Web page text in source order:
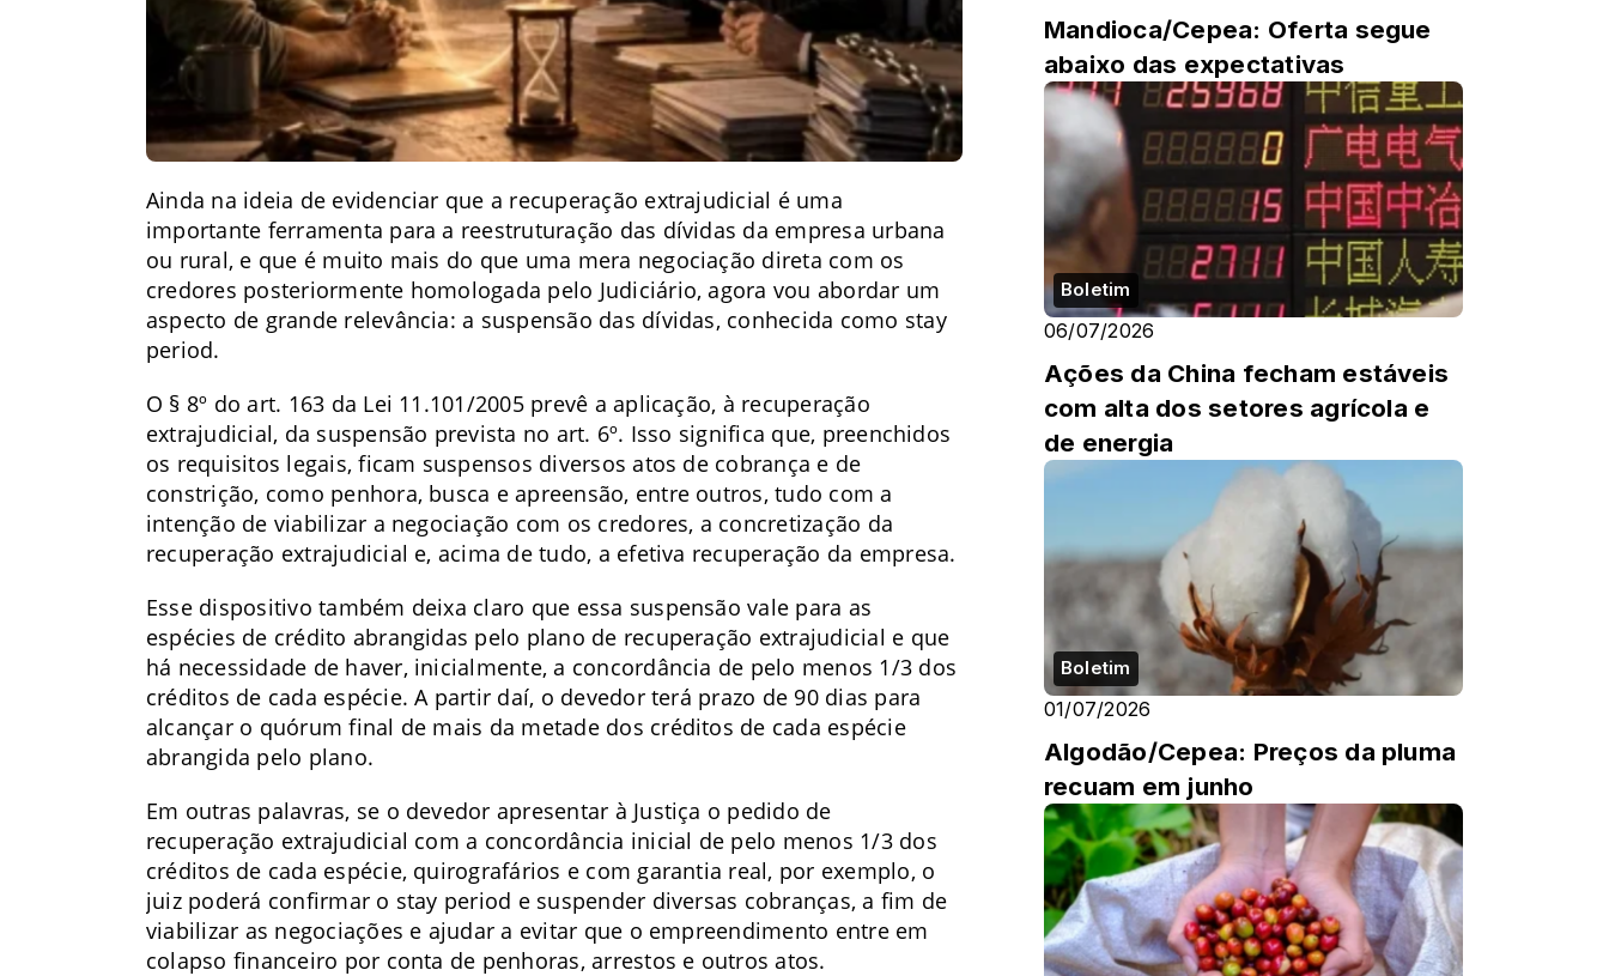
Ainda na ideia de evidenciar que a recuperação extrajudicial é uma
importante ferramenta para a reestruturação das dívidas da empresa urbana
ou rural, e que é muito mais do que uma mera negociação direta com os
credores posteriormente homologada pelo Judiciário, agora vou abordar um
aspecto de grande relevância: a suspensão das dívidas, conhecida como stay
period.
O § 8º do art. 163 da Lei 11.101/2005 prevê a aplicação, à recuperação
extrajudicial, da suspensão prevista no art. 6º. Isso significa que, preenchidos
os requisitos legais, ficam suspensos diversos atos de cobrança e de
constrição, como penhora, busca e apreensão, entre outros, tudo com a
intenção de viabilizar a negociação com os credores, a concretização da
recuperação extrajudicial e, acima de tudo, a efetiva recuperação da empresa.
Esse dispositivo também deixa claro que essa suspensão vale para as
espécies de crédito abrangidas pelo plano de recuperação extrajudicial e que
há necessidade de haver, inicialmente, a concordância de pelo menos 1/3 dos
créditos de cada espécie. A partir daí, o devedor terá prazo de 90 dias para
alcançar o quórum final de mais da metade dos créditos de cada espécie
abrangida pelo plano.
Em outras palavras, se o devedor apresentar à Justiça o pedido de
recuperação extrajudicial com a concordância inicial de pelo menos 1/3 dos
créditos de cada espécie, quirografários e com garantia real, por exemplo, o
juiz poderá confirmar o stay period e suspender diversas cobranças, a fim de
viabilizar as negociações e ajudar a evitar que o empreendimento entre em
colapso financeiro por conta de penhoras, arrestos e outros atos.
Mandioca/Cepea: Oferta segue
abaixo das expectativas
Boletim
06/07/2026
Ações da China fecham estáveis
com alta dos setores agrícola e
de energia
Boletim
01/07/2026
Algodão/Cepea: Preços da pluma
recuam em junho